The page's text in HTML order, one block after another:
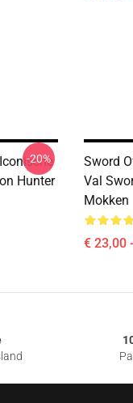
Hunter
-20%
Sword
Val
Mokken
€ 23,00